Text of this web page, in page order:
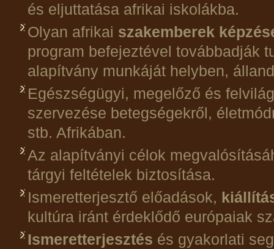
és eljuttatása afrikai iskolákba.
Olyan afrikai szakemberek
program befejeztével továbbadják
alapítvány munkáját helyben,
Egészségügyi, megelőző és
szervezése betegségekről,
stb. Afrikában.
Az alapítványi célok
tárgyi feltételek biztosítása.
Ismeretterjesztő előadások,
kultúra iránt érdeklődő európaiak
Ismeretterjesztés és gyakorlati